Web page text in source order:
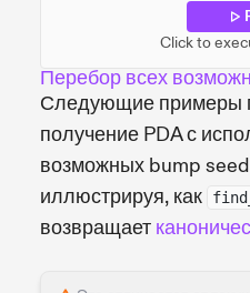
Click to
Перебор всех
Следующие примеры
получение PDA с
возможных bump
иллюстрируя, как
возвращает